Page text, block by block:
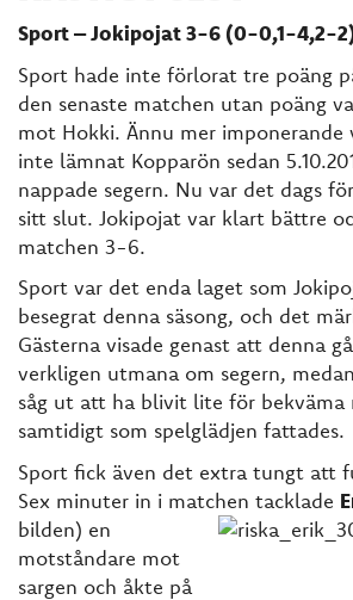
Sport – Jokipojat 3-6 (0-0,1-4,2-
Sport hade inte förlorat tre poäng
den senaste matchen utan poäng
mot Hokki. Ännu mer
inte lämnat Kopparön sedan
nappade segern. Nu var det dags
sitt slut. Jokipojat var klart bättre
matchen 3-6.
Sport var det enda laget som
besegrat denna säsong, och det
Gästerna visade genast att denna
verkligen utmana om segern,
såg ut att ha blivit lite för bekväma
samtidigt som spelglädjen fattades.
Sport fick även det extra tungt att
Sex minuter in i matchen tacklade
bilden) en
motståndare mot
sargen och åkte på